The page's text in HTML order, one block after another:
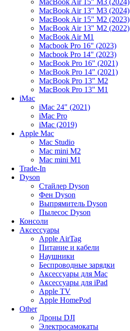
MacBook Air 13" M3 (2024)
MacBook Air 15" M2 (2023)
MacBook Air 13" M2 (2022)
MacBook Air M1
Macbook Pro 16" (2023)
Macbook Pro 14" (2023)
MacBook Pro 16" (2021)
MacBook Pro 14" (2021)
MacBook Pro 13" M2
MacBook Pro 13" M1
iMac
iMac 24" (2021)
iMac Pro
iMac (2019)
Apple Mac
Mac Studio
Mac mini M2
Mac mini M1
Trade-In
Dyson
Стайлер Dyson
Фен Dyson
Выпрямитель Dyson
Пылесос Dyson
Консоли
Аксессуары
Apple AirTag
Питание и кабели
Наушники
Беспроводные зарядки
Аксессуары для Mac
Аксессуары для iPad
Apple TV
Apple HomePod
Other
Дроны DJI
Электросамокаты